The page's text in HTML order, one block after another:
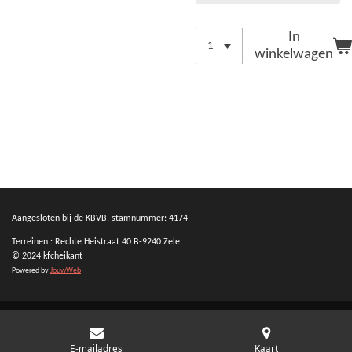
In
winkelwagen
Aangesloten bij de KBVB, stamnummer: 4174
Terreinen : Rechte Heistraat 40 B-9240 Zele
© 2024 kfcheikant
Powered byJouwWeb
E-mailadres Kaart